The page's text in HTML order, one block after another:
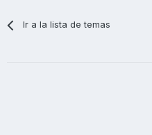
Ir a la lista de temas